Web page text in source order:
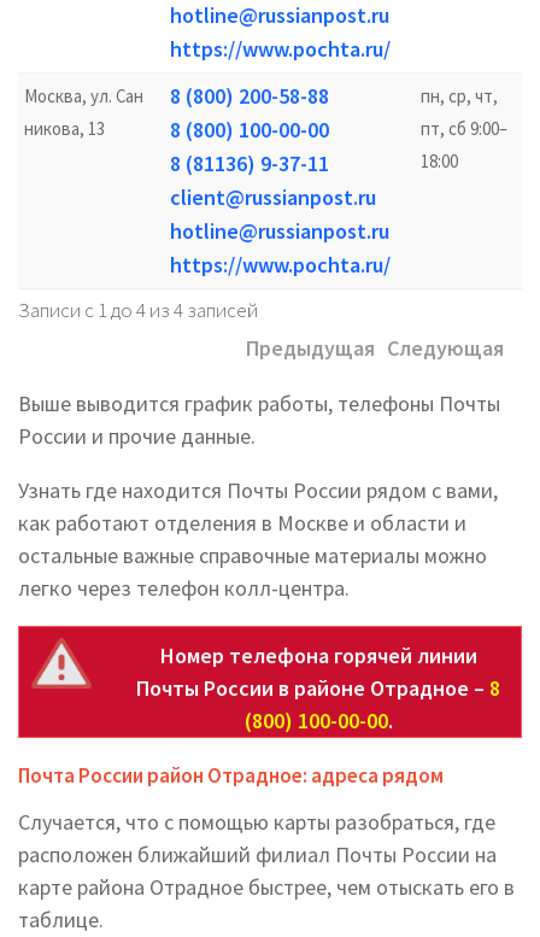
hotline@russianpost.ru
https://www.pochta.ru/
Москва, ул. Сан
никова, 13
8 (800) 200-58-88
8 (800) 100-00-00
8 (81136) 9-37-11
client@russianpost.ru
hotline@russianpost.ru
https://www.pochta.ru/
пн, ср, чт,
пт, сб 9:00–
18:00
Записи с 1 до 4 из 4 записей
Предыдущая Следующая
Выше выводится график работы, телефоны Почты
России и прочие данные.
Узнать где находится Почты России рядом с вами,
как работают отделения в Москве и области и
остальные важные справочные материалы можно
легко через телефон колл-центра.
Номер телефона горячей линии
Почты России в районе Отрадное – 8
(800) 100-00-00.
Почта России район Отрадное: адреса рядом
Случается, что с помощью карты разобраться, где
расположен ближайший филиал Почты России на
карте района Отрадное быстрее, чем отыскать его в
таблице.